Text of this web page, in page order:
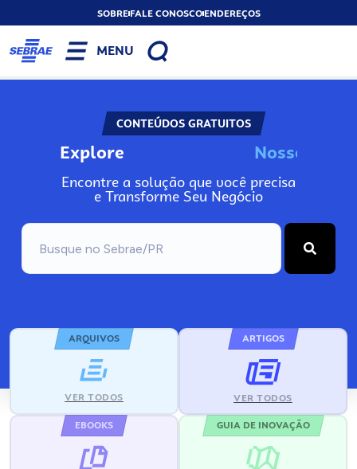
SOBREFALE CONOSCOENDEREÇOS
MENU
CONTEÚDOS GRATUITOS
Explore Nosso
Encontre a solução que você precisa
e Transforme Seu Negócio
ARQUIVOS
VER TODOS
ARTIGOS
VER TODOS
EBOOKS GUIA DE INOVAÇÃO